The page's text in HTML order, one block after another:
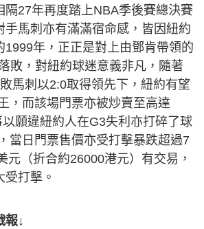
隔27年再度踏上NBA季後賽總決賽
手馬刺亦有滿滿宿命感， 皆因紐約
年， 正正是對上由鄧肯帶領的
敗， 對紐約球迷意義非凡，隨著
馬刺以2:0取得領先下，紐約有望
， 而該場門票亦被炒賣至高達
以願違紐約人在G3失利亦打碎了球
當日門票售價亦受打擊暴跌超過7
元（折合約26000港元）有交易，
打擊。
報↓